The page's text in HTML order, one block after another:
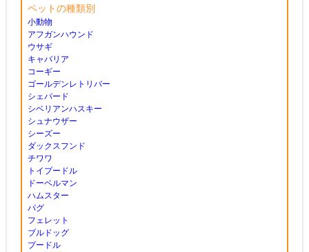
ペットの種類別
小動物
アフガンハウンド
ウサギ
キャバリア
コーギー
ゴールデンレトリバー
シェパード
シベリアンハスキー
シュナウザー
シーズー
ダックスフンド
チワワ
トイプードル
ドーベルマン
ハムスター
パグ
フェレット
ブルドッグ
プードル